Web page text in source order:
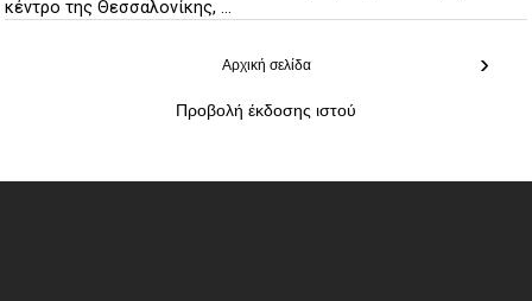
κέντρο της Θεσσαλονίκης, ...
›
Αρχική σελίδα
Προβολή έκδοσης ιστού